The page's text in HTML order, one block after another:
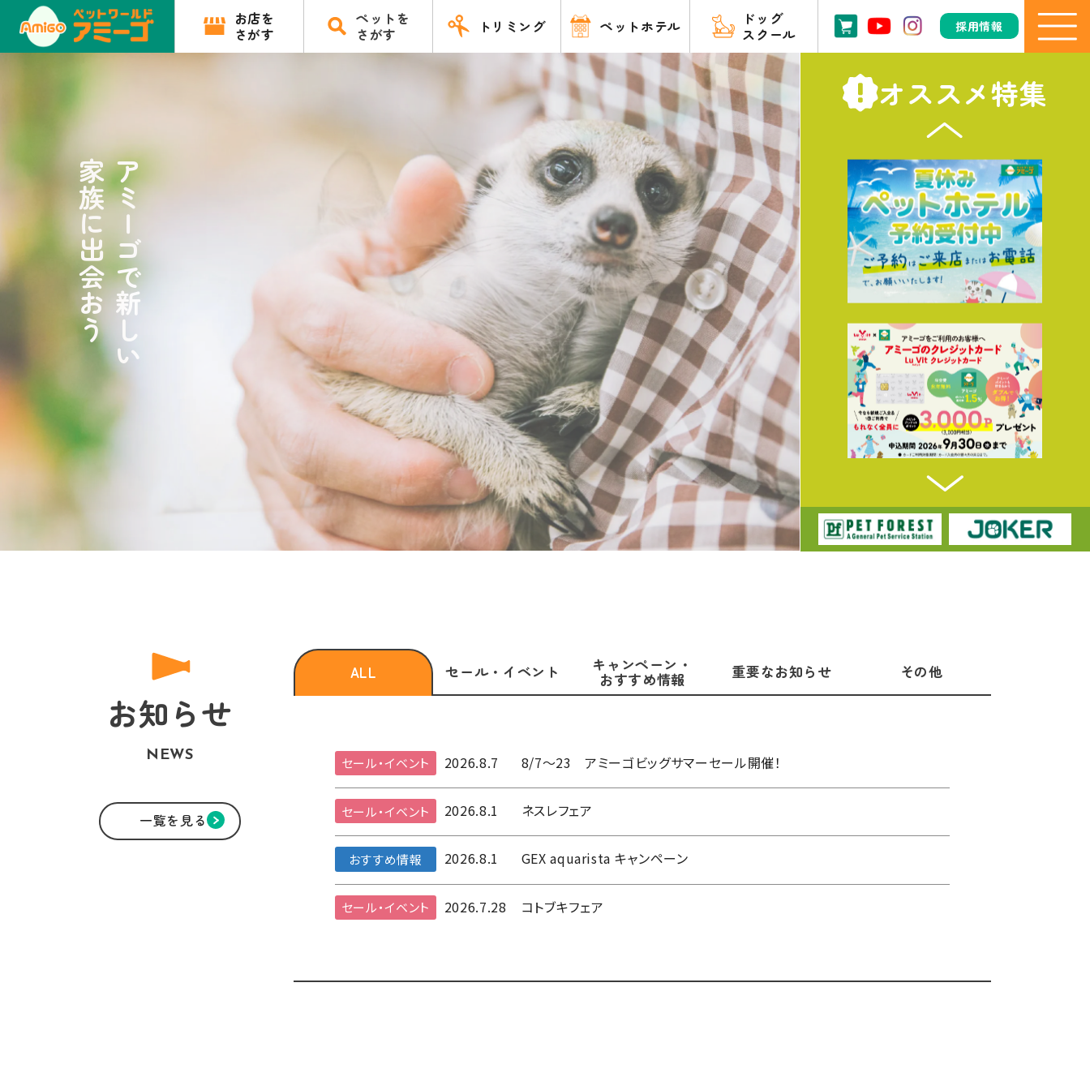
お店を
さがす
ペットを
さがす
トリミング ペットホテル
ドッグ
スクール
採用情報
アミーゴで新しい
家族に出会おう
オススメ特集
お知らせ
NEWS
一覧を見る
ALL セール・ イベント キャンペーン・
おすすめ情報 重要なお知らせ その他
セール・イベント 2026.8.7 8/7～23 アミーゴビッグサマーセール開催！
セール・イベント 2026.8.1 ネスレフェア
おすすめ情報 2026.8.1 GEX aquarista キャンペーン
セール・イベント 2026.7.28 コトブキフェア